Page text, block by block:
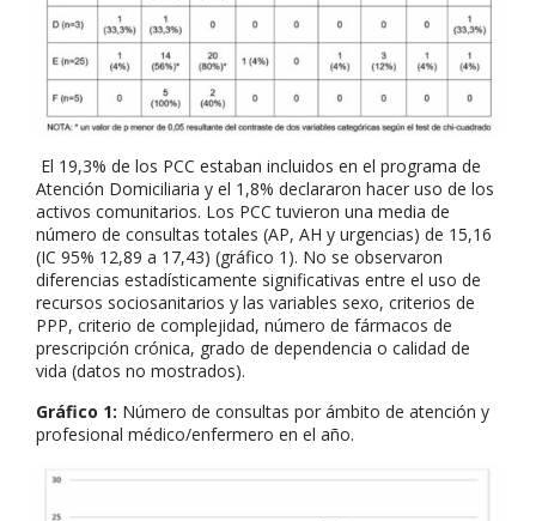
El 19,3% de los PCC estaban incluidos en el programa de
Atención Domiciliaria y el 1,8% declararon hacer uso de los
activos comunitarios. Los PCC tuvieron una media de
número de consultas totales (AP, AH y urgencias) de 15,16
(IC 95% 12,89 a 17,43) (gráfico 1). No se observaron
diferencias estadísticamente significativas entre el uso de
recursos sociosanitarios y las variables sexo, criterios de
PPP, criterio de complejidad, número de fármacos de
prescripción crónica, grado de dependencia o calidad de
vida (datos no mostrados).
Gráfico 1: Número de consultas por ámbito de atención y
profesional médico/enfermero en el año.